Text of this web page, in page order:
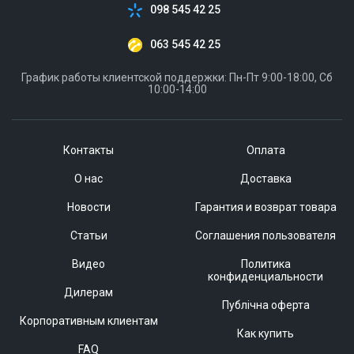
Контакты
О нас
Новости
Статьи
Видео
Дилерам
Корпоративным клиентам
FAQ
Оплата
Доставка
Гарантия и возврат товара
Соглашения пользователя
Политика
конфиденциальности
Публічна оферта
Как купить
098 545 42 25
063 545 42 25
График работы клиентской поддержки: Пн-Пт 9:00-18:00, Сб
10:00-14:00